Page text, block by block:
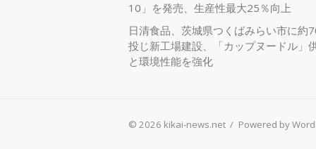
10」を発売、生産性最大25％向上
日清食品、茨城県つくばみらい市に約
投じ新工場建設、「カップヌードル」
と環境性能を強化
© 2026 kikai-news.net / Powered by